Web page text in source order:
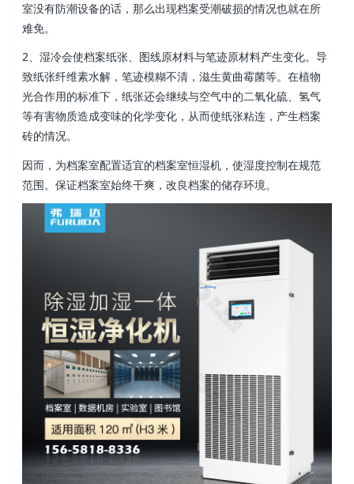
室没有防潮设备的话，那么出现档案受潮破损的情况也就在所
难免。
2、湿冷会使档案纸张、图线原材料与笔迹原材料产生变化。导
致纸张纤维素水解，笔迹模糊不清，滋生黄曲霉菌等。在植物
光合作用的标准下，纸张还会继续与空气中的二氧化硫、氢气
等有害物质造成变味的化学变化，从而使纸张粘连，产生档案
砖的情况。
因而，为档案室配置适宜的档案室恒湿机，使湿度控制在规范
范围。保证档案室始终干爽，改良档案的储存环境。